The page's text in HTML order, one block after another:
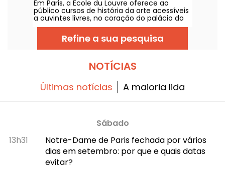
Em Paris, a École du Louvre oferece ao
público cursos de história da arte acessíveis
a ouvintes livres, no coração do palácio do
Louvre, todos os anos, de setembro a junho.
Conferências gratuitas também são
promovidas pelo museu, de forma pontual.
Um conteúdo para você ficar craque em
Refine a sua pesquisa
NOTÍCIAS
Últimas notícias A maioria lida
Sábado
13h31
Notre-Dame de Paris fechada por vários
dias em setembro: por que e quais datas
evitar?